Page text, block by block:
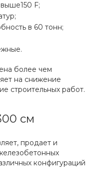
F;
в 60 тонн;
более чем
на снижение
строительных работ.
см
продает и
конфигураций